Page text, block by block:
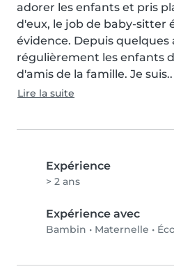
adorer les enfants et pris
d'eux, le job de baby-sitter
évidence. Depuis quelques
régulièrement les enfants
d'amis de la famille. Je suis..
Lire la suite
Expérience
> 2 ans
Expérience avec
Bambin • Maternelle •